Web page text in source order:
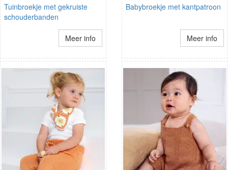
Tuinbroekje met gekruiste
schouderbanden
Meer info
Babybroekje met kantpatroon
Meer info